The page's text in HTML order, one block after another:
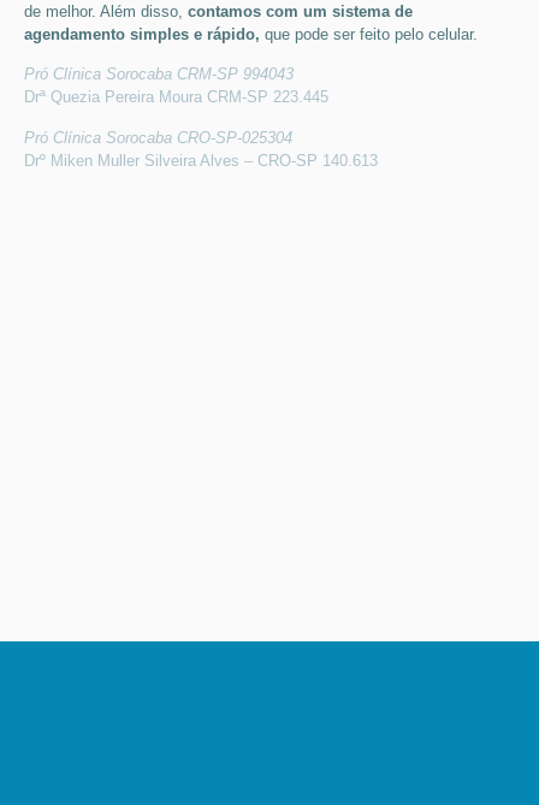
de melhor. Além disso, contamos com um sistema de
agendamento simples e rápido, que pode ser feito pelo celular.
Pró Clínica Sorocaba CRM-SP 994043
Drª Quezia Pereira Moura CRM-SP 223.445
Pró Clínica Sorocaba CRO-SP-025304
Drº Miken Muller Silveira Alves – CRO-SP 140.613